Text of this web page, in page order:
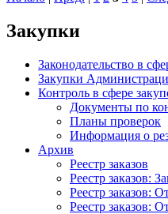
Закупки
Законодательство в
Закупки
Контроль в сфере
Документы по
Планы проверок
Информация о
Архив
Реестр заказов
Реестр заказов:
Реестр заказов:
Реестр заказов: